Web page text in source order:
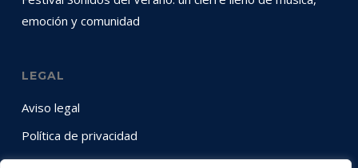
emoción y comunidad
LEGAL
Aviso legal
Política de privacidad
Política de cookies